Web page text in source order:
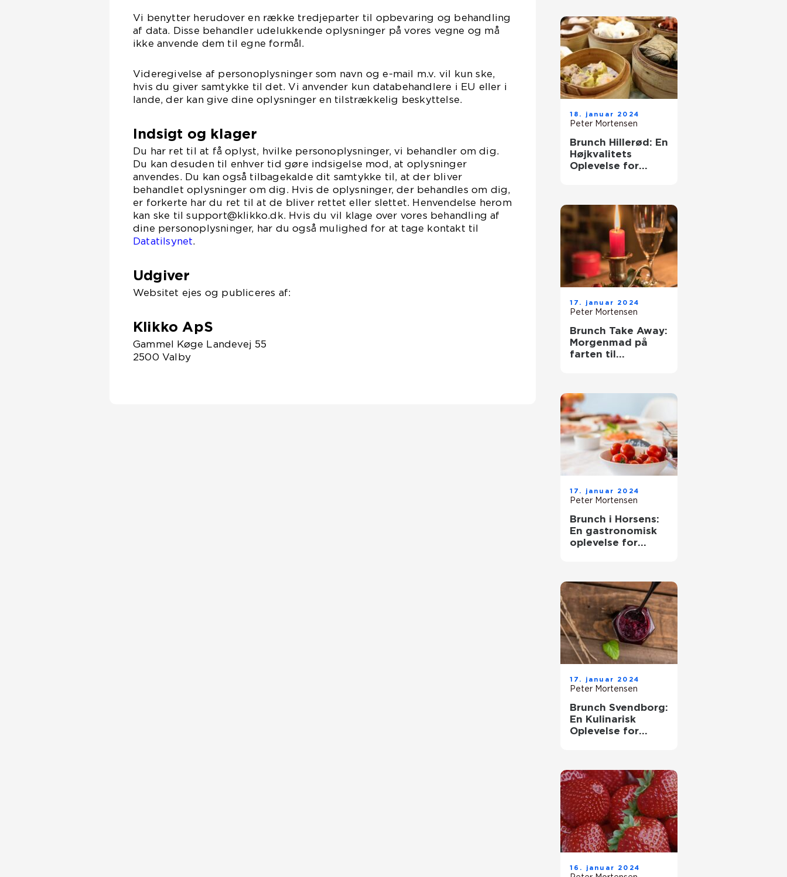
Vi benytter herudover en række tredjeparter til opbevaring og behandling
af data. Disse behandler udelukkende oplysninger på vores vegne og må
ikke anvende dem til egne formål.
Videregivelse af personoplysninger som navn og e-mail m.v. vil kun ske,
hvis du giver samtykke til det. Vi anvender kun databehandlere i EU eller i
lande, der kan give dine oplysninger en tilstrækkelig beskyttelse.
Indsigt og klager
Du har ret til at få oplyst, hvilke personoplysninger, vi behandler om dig.
Du kan desuden til enhver tid gøre indsigelse mod, at oplysninger
anvendes. Du kan også tilbagekalde dit samtykke til, at der bliver
behandlet oplysninger om dig. Hvis de oplysninger, der behandles om dig,
er forkerte har du ret til at de bliver rettet eller slettet. Henvendelse herom
kan ske til support@klikko.dk. Hvis du vil klage over vores behandling af
dine personoplysninger, har du også mulighed for at tage kontakt til
Datatilsynet.
Udgiver
Websitet ejes og publiceres af:
Klikko ApS
Gammel Køge Landevej 55
2500 Valby
18. januar 2024
Peter Mortensen
Brunch Hillerød: En
Højkvalitets
Oplevelse for
17. januar 2024
Peter Mortensen
Brunch Take Away:
Morgenmad på
farten til
17. januar 2024
Peter Mortensen
Brunch i Horsens:
En gastronomisk
oplevelse for
17. januar 2024
Peter Mortensen
Brunch Svendborg:
En Kulinarisk
Oplevelse for
16. januar 2024